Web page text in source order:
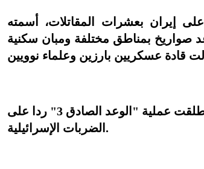
إيران بعشرات المقاتلات، أسمته
صواريخ بمناطق مختلفة ومبان سكنية
ومن جهته، أعلن الحرس الثوري الإيراني أن طهران أطلقت عملية "الوعد الصادق 3" ردا على
الضربات الإسرائيلية.